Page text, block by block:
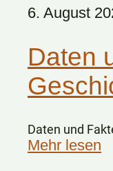
6. August
Daten
Daten und
Mehr lesen